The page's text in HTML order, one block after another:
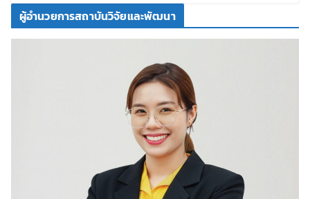
ผู้อำนวยการสถาบันวิจัยและพัฒนา